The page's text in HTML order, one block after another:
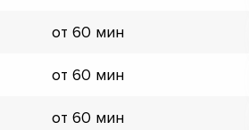
от 60 мин
от 60 мин
от 60 мин